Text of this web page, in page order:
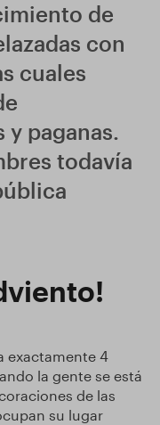
de
con
cuales
paganas.
todavía
exactamente 4
la gente se está
de las
su lugar